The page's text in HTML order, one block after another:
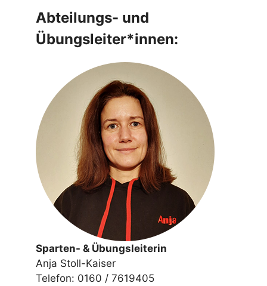
Abteilungs- und
Übungsleiter*innen:
Sparten- & Übungsleiterin
Anja Stoll-Kaiser
Telefon: 0160 / 7619405